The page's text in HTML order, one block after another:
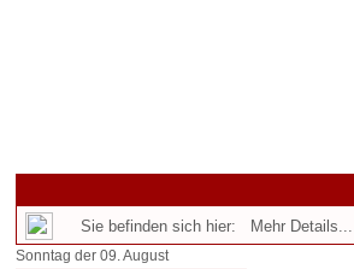
Sie befinden sich hier: Mehr Details...
Sonntag der 09. August